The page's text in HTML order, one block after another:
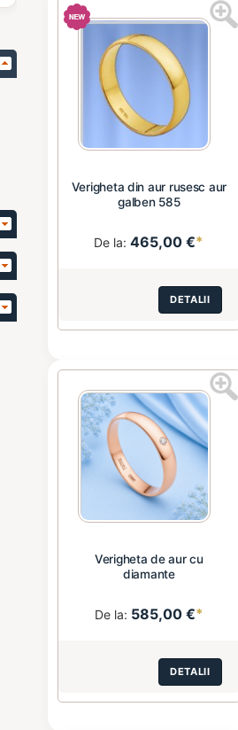
Verigheta din aur rusesc aur
galben 585
De la:465,00 €*
DETALII
Verigheta de aur cu
diamante
De la: 585,00 €*
DETALII